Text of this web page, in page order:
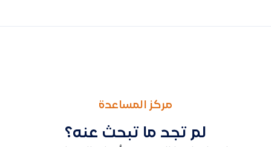
مركز المساعدة
لم تجد ما تبحث عنه؟